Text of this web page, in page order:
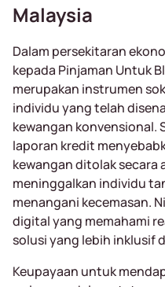
Malaysia
Dalam persekitaran
kepada Pinjaman Untuk
merupakan instrumen
individu yang telah
kewangan konvensional.
laporan kredit
kewangan ditolak secara
meninggalkan individu
menangani kecemasan.
digital yang memahami
solusi yang lebih inklusif
Keupayaan untuk